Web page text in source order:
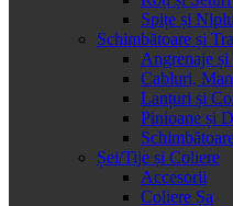
Spițe și
Schimbătoare și
Angrenaje
Cabluri,
Lanțuri și
Pinioane și
Șei/Tije și Coliere
Accesorii
Coliere Șa